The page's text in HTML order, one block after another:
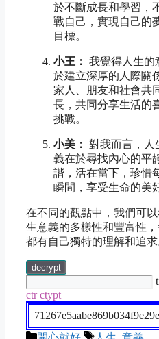
於不斷成長和學習，
戰自己，實現自己的
目標。
小王： 我覺得人生的
於建立深厚的人際關
家人、朋友和社會共
長，共同分享生活的
挑戰。
小美： 對我而言，人
義在於尋找內心的平
諧，活在當下，珍惜
瞬間，享受生命的美
在不同的觀點中，我們可以
生意義的多樣性和豐富性，
都有自己獨特的理解和追求
decrypt
ctr ctypt
Categories
Tags